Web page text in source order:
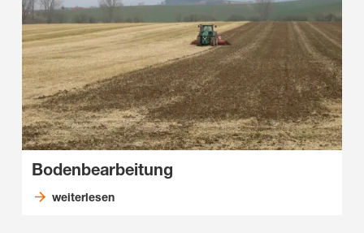
Bodenbearbeitung
weiterlesen